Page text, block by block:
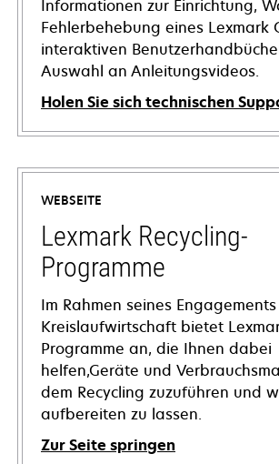
Informationen zur Einrichtung,
Fehlerbehebung eines Lexmark
interaktiven
Auswahl an Anleitungsvideos.
Holen Sie sich technischen
wird
in
neuen
Registerkarte
geöffnet
WEBSEITE
Lexmark Recycling-
Programme
Im Rahmen seines
Kreislaufwirtschaft bietet
Programme an, die Ihnen dabei
helfen,Geräte und
dem Recycling zuzuführen und
aufbereiten zu lassen.
Zur Seite springen